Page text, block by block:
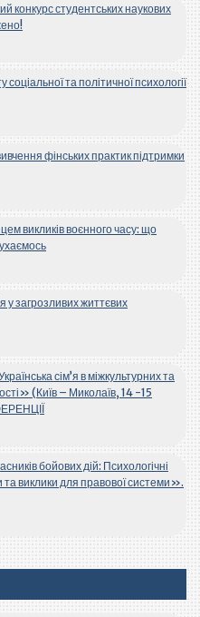
конкурс студентських наукових
та політичної психології
фінських практик підтримки
викликів воєнного часу: що
у загрозливих життєвих
сім’я в міжкультурних та
(Київ – Миколаїв, 14 -15
бойових дій: Психологічні
виклики для правової системи».